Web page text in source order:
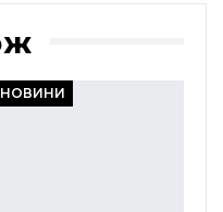
НОВИНИ